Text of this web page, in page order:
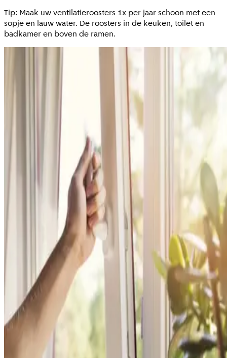
Tip: Maak uw ventilatieroosters 1x per jaar schoon met een
sopje en lauw water. De roosters in de keuken, toilet en
badkamer en boven de ramen.